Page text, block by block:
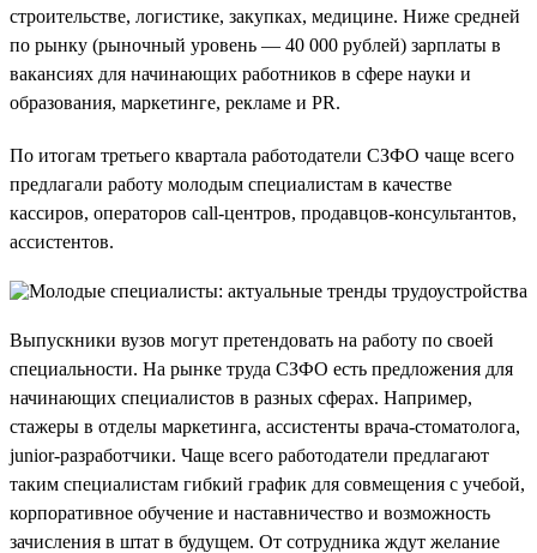
строительстве, логистике, закупках, медицине. Ниже средней
по рынку (рыночный уровень — 40 000 рублей) зарплаты в
вакансиях для начинающих работников в сфере науки и
образования, маркетинге, рекламе и PR.
По итогам третьего квартала работодатели СЗФО чаще всего
предлагали работу молодым специалистам в качестве
кассиров, операторов call-центров, продавцов-консультантов,
ассистентов.
Выпускники вузов могут претендовать на работу по своей
специальности. На рынке труда СЗФО есть предложения для
начинающих специалистов в разных сферах. Например,
стажеры в отделы маркетинга, ассистенты врача-стоматолога,
junior-разработчики. Чаще всего работодатели предлагают
таким специалистам гибкий график для совмещения с учебой,
корпоративное обучение и наставничество и возможность
зачисления в штат в будущем. От сотрудника ждут желание